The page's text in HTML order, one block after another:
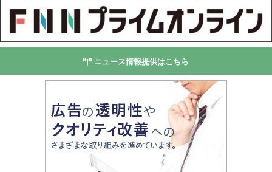
ニュース情報提供はこちら